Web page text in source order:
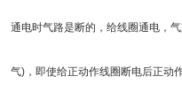
通电时气路是断的，给线圈通电，
气)，即使给正动作线圈断电后正动